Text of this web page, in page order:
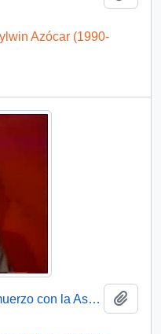
Azócar (1990-
Presidente Aylwin asiste a almuerzo con la Asociación de Exportadores : video